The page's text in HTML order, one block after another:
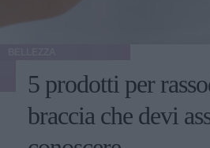
5 prodotti per
braccia che devi